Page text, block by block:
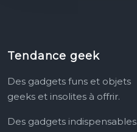
Tendance geek
Des gadgets funs et objets
geeks et insolites à offrir.
Des gadgets indispensables.